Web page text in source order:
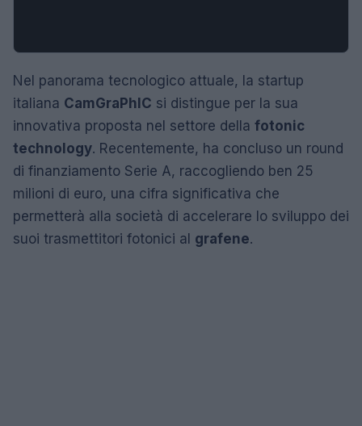
Nel panorama tecnologico attuale, la startup
italiana CamGraPhIC si distingue per la sua
innovativa proposta nel settore della fotonic
technology. Recentemente, ha concluso un round
di finanziamento Serie A, raccogliendo ben 25
milioni di euro, una cifra significativa che
permetterà alla società di accelerare lo sviluppo dei
suoi trasmettitori fotonici al grafene.